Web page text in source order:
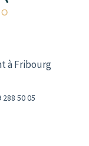
à Fribourg
288 50 05